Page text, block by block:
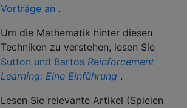
Vorträge an .
Um die Mathematik hinter diesen
Techniken zu verstehen, lesen Sie
Sutton und Bartos Reinforcement
Learning: Eine Einführung .
Lesen Sie relevante Artikel (Spielen